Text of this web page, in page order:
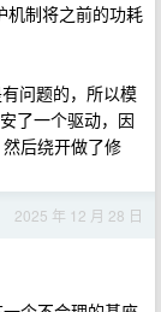
机制将之前的功耗
问题的，所以模
了一个驱动，因
后绕开做了修
2025 年 12 月 28 日